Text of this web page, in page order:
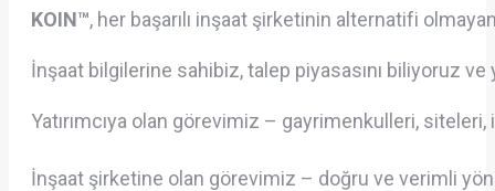
KOIN™, her başarılı inşaat şirketinin alternatifi olmayan
İnşaat bilgilerine sahibiz, talep piyasasını biliyoruz ve
Yatırımcıya olan görevimiz – gayrimenkulleri,
İnşaat şirketine olan görevimiz – doğru ve verimli